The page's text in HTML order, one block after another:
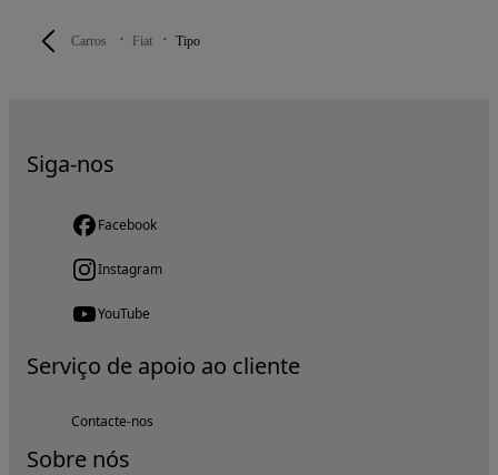
Carros Fiat Tipo
Siga-nos
Facebook
Instagram
YouTube
Serviço de apoio ao cliente
Contacte-nos
Sobre nós